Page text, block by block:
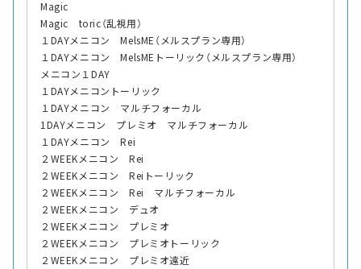
Magic
Magic toric（乱視用）
１DAYメニコン MelsME（メルスプラン専用）
１DAYメニコン MelsMEトーリック（メルスプラン専用）
メニコン１DAY
１DAYメニコントーリック
１DAYメニコン マルチフォーカル
1DAYメニコン プレミオ マルチフォーカル
１DAYメニコン Rei
２WEEKメニコン Rei
２WEEKメニコン Reiトーリック
２WEEKメニコン Rei マルチフォーカル
２WEEKメニコン デュオ
２WEEKメニコン プレミオ
２WEEKメニコン プレミオトーリック
２WEEKメニコン プレミオ遠近